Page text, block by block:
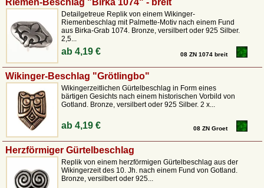
Riemen-Beschlag "Birka 1074" - breit
Detailgetreue Replik von einem Wikinger-
Riemenbeschlag mit Palmette-Motiv nach einem Fund
aus Birka-Grab 1074. Bronze, versilbert oder 925 Silber.
2,5...
ab4,19 € 08 ZN 1074 breit
Wikinger-Beschlag "Grötlingbo"
Wikingerzeitlichen Gürtelbeschlag in Form eines
bärtigen Gesichts nach einem historischen Vorbild von
Gotland. Bronze, versilbert oder 925 Silber. 2 x...
ab4,19 € 08 ZN Groet
Herzförmiger Gürtelbeschlag
Replik von einem herzförmigen Gürtelbeschlag aus der
Wikingerzeit des 10. Jh. nach einem Fund von Gotland.
Bronze, versilbert oder 925...